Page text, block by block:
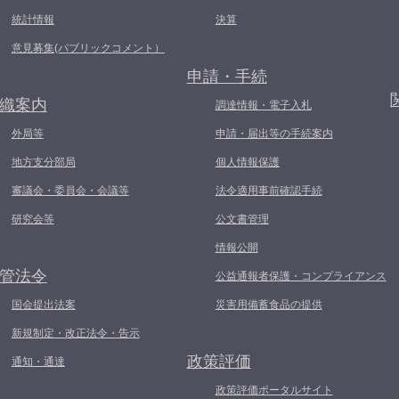
統計情報
意見募集(パブリックコメント）
案内
外局等
地方支分部局
審議会・委員会・会議等
研究会等
法令
国会提出法案
新規制定・改正法令・告示
通知・通達
決算
申請・手続
調達情報・電子入札
申請・届出等の手続案内
個人情報保護
法令適用事前確認手続
公文書管理
情報公開
公益通報者保護・コンプライアンス
災害用備蓄食品の提供
政策評価
政策評価ポータルサイト